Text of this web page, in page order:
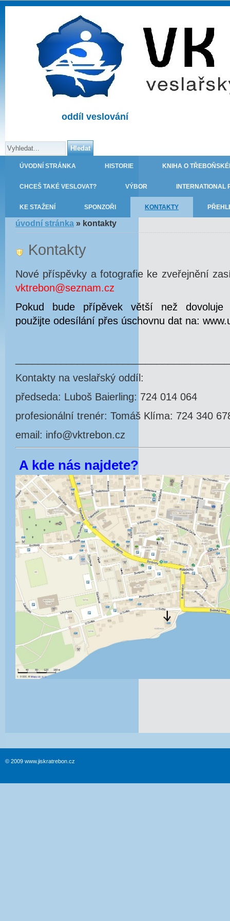
oddíl veslování
ÚVODNÍ STRÁNKA HISTORIE KNIHA O
CHCEŠ TAKÉ VESLOVAT? VÝBOR INTERNATIONAL
KE STAŽENÍ SPONZOŘI KONTAKTY
úvodní stránka » kontakty
Kontakty
Nové příspěvky a fotografie ke zveřejnění
vktrebon@seznam.cz
Pokud bude přípěvek větší než dovoluje
použijte odesílání přes úschovnu dat na:
Kontakty na veslařský oddíl:
předseda: Luboš Baierling: 724 014 064
profesionální trenér: Tomáš Klíma: 724 340
email: info@vktrebon.cz
A kde nás najdete?
© 2009 www.jiskratrebon.cz